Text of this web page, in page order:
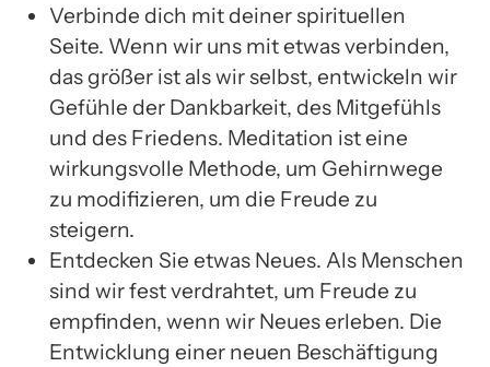
Verbinde dich mit deiner spirituellen
Seite. Wenn wir uns mit etwas verbinden,
das größer ist als wir selbst, entwickeln wir
Gefühle der Dankbarkeit, des Mitgefühls
und des Friedens. Meditation ist eine
wirkungsvolle Methode, um Gehirnwege
zu modifizieren, um die Freude zu
steigern.
Entdecken Sie etwas Neues. Als Menschen
sind wir fest verdrahtet, um Freude zu
empfinden, wenn wir Neues erleben. Die
Entwicklung einer neuen Beschäftigung